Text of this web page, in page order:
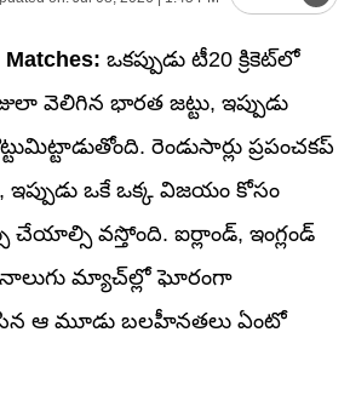
ఒకప్పుడు టీ20 క్రికెట్‌లో
వెలిగిన భారత జట్టు, ఇప్పుడు
రెండుసార్లు ప్రపంచకప్
ఒకే ఒక్క విజయం కోసం
చేయాల్సి వస్తోంది. ఐర్లాండ్, ఇంగ్లండ్
నాలుగు మ్యాచ్‌ల్లో ఘోరంగా
ఆ మూడు బలహీనతలు ఏంటో